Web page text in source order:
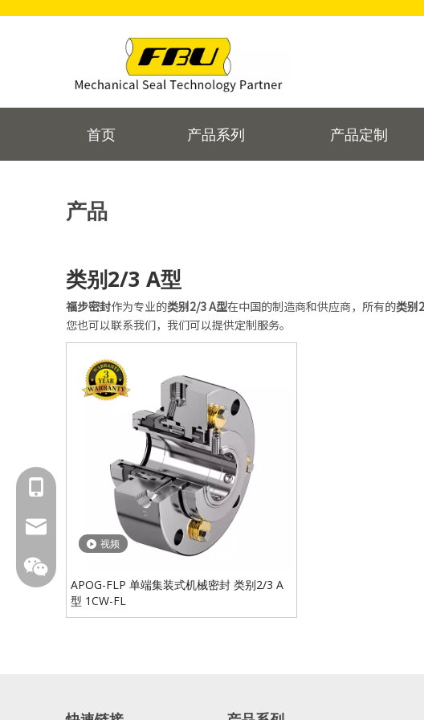
首页 产品系列 产品定制
产品
类别2/3 A型
福步密封作为专业的类别2/3 A型在中国的制造商和供应商，所有的类别
您也可以联系我们，我们可以提供定制服务。
视频
APOG-FLP 单端集装式机械密封 类别2/3 A
型 1CW-FL
18601429519
sales@fbuseals.com
fbuseal